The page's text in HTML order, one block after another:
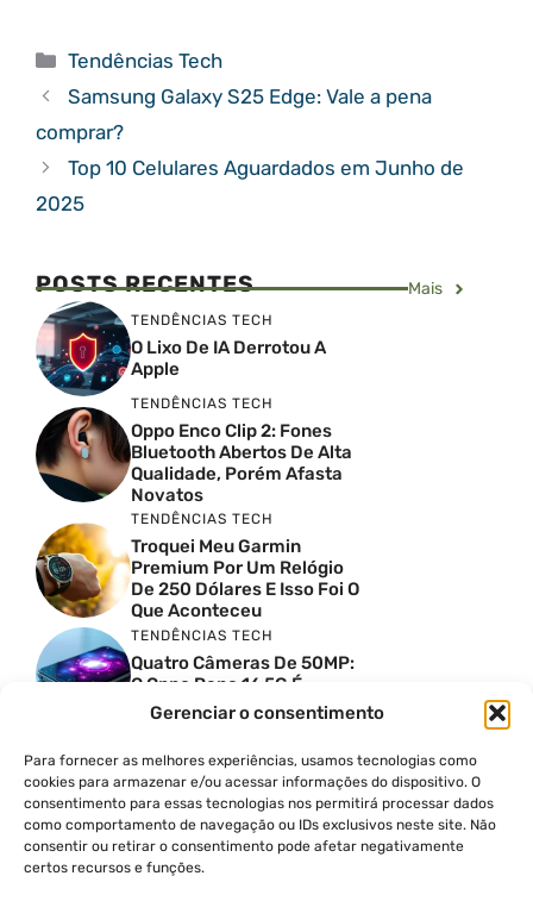
Gerenciar o consentimento
Para fornecer as melhores experiências, usamos tecnologias como
cookies para armazenar e/ou acessar informações do dispositivo. O
consentimento para essas tecnologias nos permitirá processar dados
como comportamento de navegação ou IDs exclusivos neste site. Não
consentir ou retirar o consentimento pode afetar negativamente
certos recursos e funções.
Categorias
Tendências Tech
Samsung Galaxy S25 Edge: Vale a pena
comprar?
Top 10 Celulares Aguardados em Junho de
2025
POSTS RECENTES Mais
TENDÊNCIAS TECH
O Lixo De IA Derrotou A
Apple
TENDÊNCIAS TECH
Oppo Enco Clip 2: Fones
Bluetooth Abertos De Alta
Qualidade, Porém Afasta
Novatos
TENDÊNCIAS TECH
Troquei Meu Garmin
Premium Por Um Relógio
De 250 Dólares E Isso Foi O
Que Aconteceu
TENDÊNCIAS TECH
Quatro Câmeras De 50MP:
O Oppo Reno 16 5G É
Absurdo
Comparativo De
Especificações Entre O
Vivo X300 Ultra E O
Samsung Galaxy S26 Ultra
PRODUTIVIDADE DIGITAL